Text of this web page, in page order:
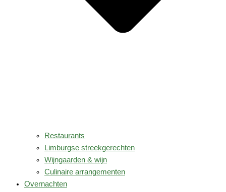
Restaurants
Limburgse streekgerechten
Wijngaarden & wijn
Culinaire arrangementen
Overnachten